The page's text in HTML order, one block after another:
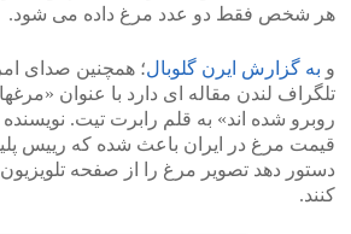
هر شخص فقط دو عدد مرغ داده می شود.
و به گزارش ایرن گلوبال؛ همچنین صدای
تلگراف لندن مقاله ای دارد با عنوان
روبرو شده اند» به قلم رابرت تیت.
قیمت مرغ در ایران باعث شده که رییس
دستور دهد تصویر مرغ را از صفحه
کنند.